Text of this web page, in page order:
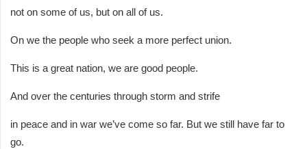
not on some of us, but on all of us.
On we the people who seek a more perfect union.
This is a great nation, we are good people.
And over the centuries through storm and strife
in peace and in war we’ve come so far. But we still have far to
go.